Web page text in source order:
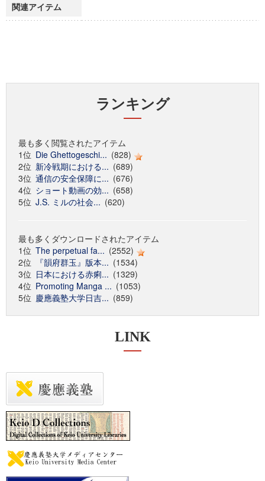
関連アイテム
ランキング
最も多く閲覧されたアイテム
1位 Die Ghettogeschi... (828)
2位 新冷戦期における... (689)
3位 通信の安全保障に... (676)
4位 ショート動画の効... (658)
5位 J.S. ミルの社会... (620)
最も多くダウンロードされたアイテム
1位 The perpetual fa... (2552)
2位
『韻府群玉』版本... (1534)
3位 日本における赤痢... (1329)
4位 Promoting Manga ... (1053)
5位 慶應義塾大学日吉... (859)
LINK